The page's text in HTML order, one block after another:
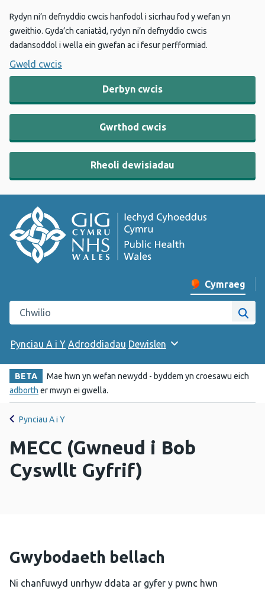
Rydyn ni’n defnyddio cwcis hanfodol i sicrhau fod y wefan yn
gweithio. Gyda’ch caniatâd, rydyn ni’n defnyddio cwcis
dadansoddol i wella ein gwefan ac i fesur perfformiad.
Gweld cwcis
Derbyn cwcis
Gwrthod cwcis
Rheoli dewisiadau
Newid iaith y
Cymraeg
Chwilio gwefan Iechyd Cyhoeddus Cymru
Pynciau A i Y Adroddiadau Dewislen
BETA
Mae hwn yn wefan newydd - byddem yn croesawu eich
adborth er mwyn ei gwella.
Pynciau A i Y
MECC (Gwneud i Bob
Cyswllt Gyfrif)
Gwybodaeth bellach
Ni chanfuwyd unrhyw ddata ar gyfer y pwnc hwn